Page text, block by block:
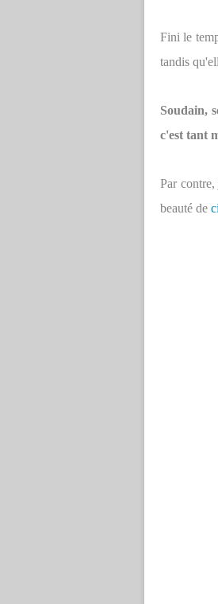
Fini le
tandis
Soudain,
c'est tant
Par
beauté de